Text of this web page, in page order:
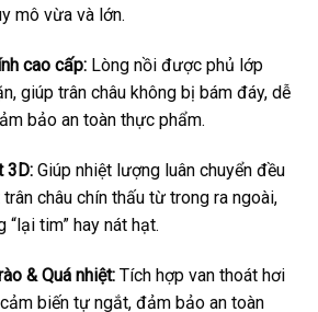
mô vừa và lớn.
cao cấp:Lòng nồi được phủ lớp
giúp trân châu không bị bám đáy, dễ
bảo an toàn thực phẩm.
3D:Giúp nhiệt lượng luân chuyển đều
châu chín thấu từ trong ra ngoài,
tim” hay nát hạt.
& Quá nhiệt:Tích hợp van thoát hơi
biến tự ngắt, đảm bảo an toàn